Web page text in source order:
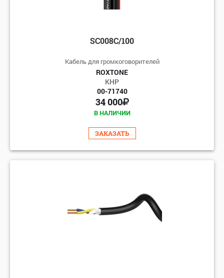
SC008C/100
Кабель для громкоговорителей
ROXTONE
КНР
00-71740
34 000
В НАЛИЧИИ
ЗАКАЗАТЬ